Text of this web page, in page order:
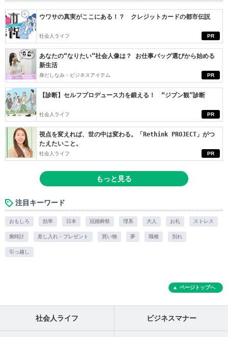
PR
ウワサの真実がここにある！？ クレジットカードの都市伝説
社会人ライフ
PR
あなたの“なりたい”社会人像は？ お仕事バッグ選びから始める
新生活
身だしなみ・ビジネスアイテム
PR
【診断】セルフプロデュース力を鍛える！ “ジブン観”診断
社会人ライフ
PR
視点を変えれば、世の中は変わる。「Rethink PROJECT」がつ
たえたいこと。
社会人ライフ
もっと見る
注目キーワード
おもしろ 効率 日本 冠婚葬祭 理系 大人 お礼 ストレス
腕時計 差し入れ・プレゼント 買い物 夢 職種 別れ
引っ越し
ページトップへ
社会人ライフ ビジネスマナー